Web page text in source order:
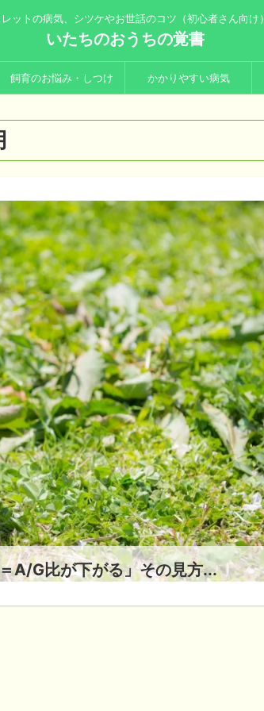
ットの病気、シツケやお世話のコツ（初心者さん向け）
いたちのおうちの覚書
飼育のお悩み・しつけ かかりやすい病気
A/G比が下がる」その見方...